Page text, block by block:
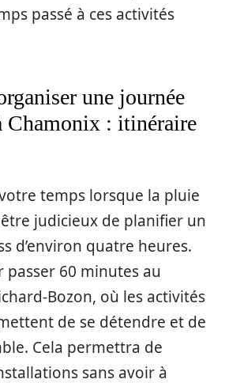
passé à ces activités
une journée
Chamonix : itinéraire
temps lorsque la pluie
judicieux de planifier un
d’environ quatre heures.
passer 60 minutes au
Bozon, où les activités
de se détendre et de
Cela permettra de
sans avoir à